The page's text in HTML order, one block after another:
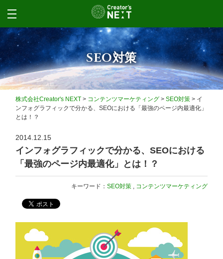
SEO対策
株式会社Creator's NEXT > コンテンツマーケティング >SEO対策 > イ
ンフォグラフィックで分かる、SEOにおける「最強のページ内最適化」
とは！？
2014.12.15
インフォグラフィックで分かる、SEOにおける
「最強のページ内最適化」とは！？
キーワード： SEO対策, コンテンツマーケティング